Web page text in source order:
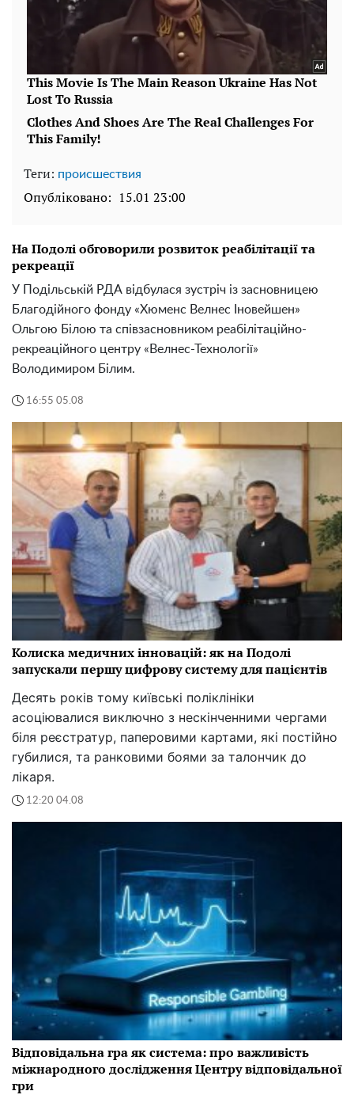
Теги: происшествия
Опубліковано: 15.01 23:00
На Подолі обговорили розвиток реабілітації та
рекреації
У Подільській РДА відбулася зустріч із засновницею
Благодійного фонду «Хюменс Велнес Іновейшен»
Ольгою Білою та співзасновником реабілітаційно-
рекреаційного центру «Велнес-Технології»
Володимиром Білим.
16:55 05.08
Колиска медичних інновацій: як на Подолі
запускали першу цифрову систему для пацієнтів
Десять років тому київські поліклініки
асоціювалися виключно з нескінченними чергами
біля реєстратур, паперовими картами, які постійно
губилися, та ранковими боями за талончик до
лікаря.
12:20 04.08
Відповідальна гра як система: про важливість
міжнародного дослідження Центру відповідальної
гри